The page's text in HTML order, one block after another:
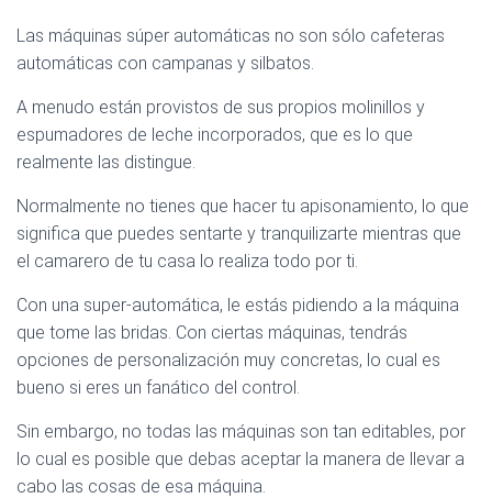
Las máquinas súper automáticas no son sólo cafeteras
automáticas con campanas y silbatos.
A menudo están provistos de sus propios molinillos y
espumadores de leche incorporados, que es lo que
realmente las distingue.
Normalmente no tienes que hacer tu apisonamiento, lo que
significa que puedes sentarte y tranquilizarte mientras que
el camarero de tu casa lo realiza todo por ti.
Con una super-automática, le estás pidiendo a la máquina
que tome las bridas. Con ciertas máquinas, tendrás
opciones de personalización muy concretas, lo cual es
bueno si eres un fanático del control.
Sin embargo, no todas las máquinas son tan editables, por
lo cual es posible que debas aceptar la manera de llevar a
cabo las cosas de esa máquina.